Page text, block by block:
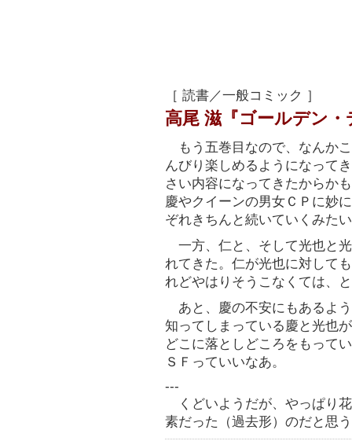
［ 読書／一般コミック ］
高尾 滋『ゴールデン
もう五巻目なので、なんか
んびり楽しめるようになって
さい内容になってきたからか
慶やクイーンの男女ＣＰに妙
ぞれきちんと続いていくみた
一方、仁と、そして光也と
れてきた。仁が光也に対して
れどやはりそうこなくては、
あと、慶の不安にもあるよ
知ってしまっている慶と光也
どこに落としどころをもって
ＳＦっていいなあ。
---
くどいようだが、やっぱり
素だった（過去形）のだと思